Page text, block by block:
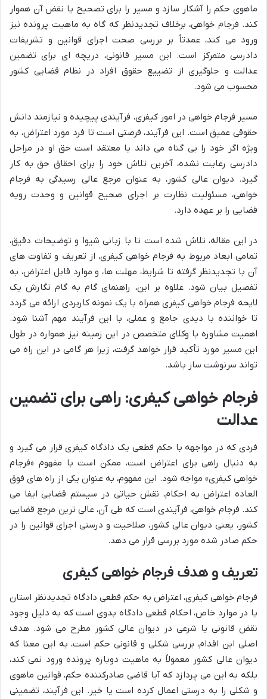
ماهوی حکم را آشکار سازد و مسیر را برای تصحیح یا نقض آن هموار
کند. فرجام خواهی، برخلاف تجدیدنظر که گاه به ماهیت پرونده نیز
ورود می کند، عمدتاً بر بررسی صحت اجرای قوانین و تشریفات
دادرسی متمرکز است. این مسیر قانونی، دریچه ای برای تضمین
عدالت و جلوگیری از تضییع حقوق افراد در نظام قضایی کشور
محسوب می شود.
مسیر فرجام خواهی در امور کیفری، فرآیندی پیچیده و نیازمند دانش
حقوقی عمیق است. این فرآیند، فرصتی است تا فرد مورد اعتراض، به
ویژه اگر خود را بی گناه می داند یا معتقد است حق او در مراحل
دادرسی رعایت نشده، آخرین تلاش خود را برای احقاق حق به کار
گیرد. دیوان عالی کشور، به عنوان مرجع عالی رسیدگی به فرجام
خواهی، مسئولیت نظارت بر اجرای صحیح قوانین و وحدت رویه
قضایی را بر عهده دارد.
در این مقاله، تلاش شده است تا با زبانی شیوا و توضیحات دقیق،
تمامی ابعاد مربوط به فرجام خواهی کیفری، از تعریف و تفاوت های
آن با تجدیدنظر گرفته تا شرایط، مهلت ها، و موارد قابل اعتراض، به
تفصیل بیان شود. علاوه بر این، راهنمای گام به گام نگارش یک
لایحه فرجام خواهی کیفری همراه با یک نمونه کاربردی ارائه می گردد
تا خواننده با دیدی جامع و عملی، با این فرآیند مهم آشنا شود.
اهمیت مشاوره با وکلای متخصص در این زمینه نیز همواره در طول
این مسیر مورد تأکید قرار خواهد گرفت، زیرا هر گامی در این راه می
تواند سرنوشت ساز باشد.
فرجام خواهی کیفری: راهی برای تضمین
عدالت
فردی که در مواجهه با حکم قطعی یک دادگاه کیفری قرار می گیرد و
به دنبال راهی برای اعتراض است، ممکن است با مفهوم «فرجام
خواهی کیفری» مواجه شود. این مفهوم، به عنوان یکی از راه های فوق
العاده اعتراض به احکام، نقش حیاتی در سیستم قضایی ایفا می
کند. فرجام خواهی، فرآیندی است که طی آن، عالی ترین مرجع قضایی
کشور، یعنی دیوان عالی کشور، صلاحیت و درستی اجرای قوانین را در
حکم صادر شده مورد بررسی قرار می دهد.
تعریف و هدف فرجام خواهی کیفری
فرجام خواهی کیفری، اعتراض به حکم قطعی دادگاه تجدیدنظر استان
یا در موارد خاص، احکام قطعی دادگاه بدوی است که به دلیل وجود
نقض قانونی یا شرعی در دیوان عالی کشور مطرح می شود. هدف
اصلی این اقدام، بررسی شکلی و قانونی حکم است، به این معنا که
دیوان عالی کشور معمولاً به ماهیت دوباره پرونده ورود نمی کند،
بلکه به این می پردازد که آیا قاضی صادرکننده حکم، قوانین ماهوی
و شکلی را به درستی اعمال کرده است یا خیر. این فرآیند، تضمینی